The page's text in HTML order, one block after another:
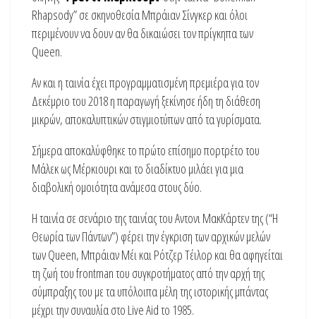
Rhapsody” σε σκηνοθεσία Μπράιαν Σίνγκερ και όλοι
περιμένουν να δουν αν θα δικαιώσει τον πρίγκηπα των
Queen.
Aν και η ταινία έχει προγραμματισμένη πρεμιέρα για τον
Δεκέμριο του 2018 η παραγωγή ξεκίνησε ήδη τη διάθεση
μικρών, αποκαλυπτικών στιγμιοτύπων από τα γυρίσματα.
Σήμερα αποκαλύφθηκε το πρώτο επίσημο πορτρέτο του
Μάλεκ ως Μέρκιουρι και το διαδίκτυο μιλάει για μια
διαβολική ομοιότητα ανάμεσα στους δύο.
Η ταινία σε σενάριο της ταινίας του Αντονι ΜακΚάρτεν της (“Η
Θεωρία των Πάντων”) φέρει την έγκριση των αρχικών μελών
των Queen, Μπράιαν Μέι και Ρότζερ Τέιλορ και θα αφηγείται
τη ζωή του frontman του συγκροτήματος από την αρχή της
σύμπραξης του με τα υπόλοιπα μέλη της ιστορικής μπάντας
μέχρι την συναυλία στο Live Aid το 1985.